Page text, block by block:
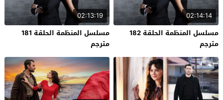
02:14:14
مسلسل المنظمة الحلقة 182
مترجم
02:13:19
مسلسل المنظمة الحلقة 181
مترجم